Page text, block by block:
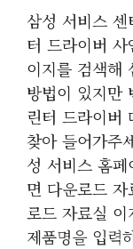
삼성 서비스
터 드라이버
이지를 검색해
방법이 있지만
린터 드라이버
찾아 들어가주
성 서비스 홈
면 다운로드
로드 자료실
제품명을 입력